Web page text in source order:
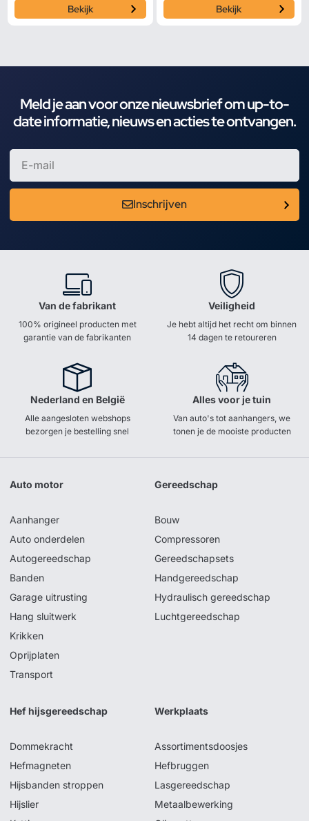
Bekijk Bekijk
Meld je aan voor onze nieuwsbrief om up-to-
date informatie, nieuws en acties te ontvangen.
Inschrijven
Van de fabrikant
100% origineel producten met
garantie van de fabrikanten
Veiligheid
Je hebt altijd het recht om binnen
14 dagen te retoureren
Nederland en België
Alle aangesloten webshops
bezorgen je bestelling snel
Alles voor je tuin
Van auto's tot aanhangers, we
tonen je de mooiste producten
Auto motor
Aanhanger
Auto onderdelen
Autogereedschap
Banden
Garage uitrusting
Hang sluitwerk
Krikken
Oprijplaten
Transport
Gereedschap
Bouw
Compressoren
Gereedschapsets
Handgereedschap
Hydraulisch gereedschap
Luchtgereedschap
Hef hijsgereedschap
Dommekracht
Hefmagneten
Hijsbanden stroppen
Hijslier
Werkplaats
Assortimentsdoosjes
Hefbruggen
Lasgereedschap
Metaalbewerking